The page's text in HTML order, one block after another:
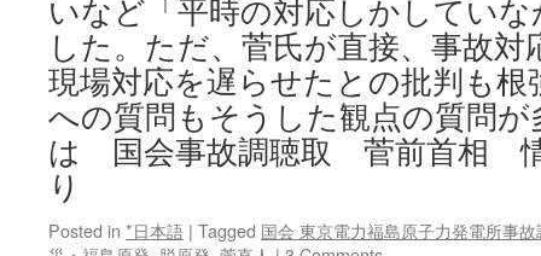
いなど「平時の対応しかしてい
した。ただ、菅氏が直接、事故
現場対応を遅らせたとの批判も
への質問もそうした観点の質問
は 国会事故調聴取 菅前首相
り
Posted in *日本語 | Tagged 国会 東京電力福島原子力発電所事